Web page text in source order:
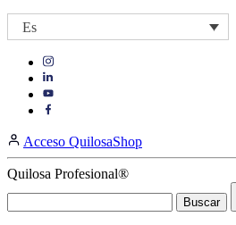
Es
Visit
https://www.instagram.com/
Visit
our
Visit
page
https://www.facebook.com/
page
Acceso QuilosaShop
Quilosa Profesional®